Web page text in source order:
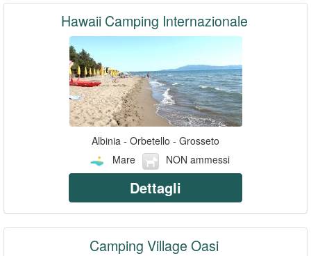
Hawaii Camping Internazionale
Albinia - Orbetello - Grosseto
Mare
NON ammessi
Dettagli
Camping Village Oasi